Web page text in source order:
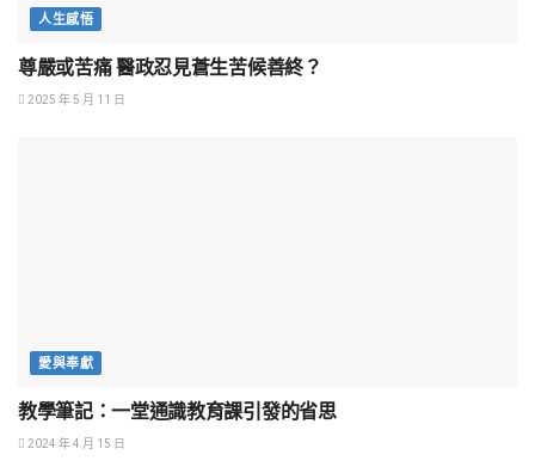
人生感悟
尊嚴或苦痛 醫政忍見蒼生苦候善終？
2025 年 5 月 11 日
愛與奉獻
教學筆記：一堂通識教育課引發的省思
2024 年 4 月 15 日